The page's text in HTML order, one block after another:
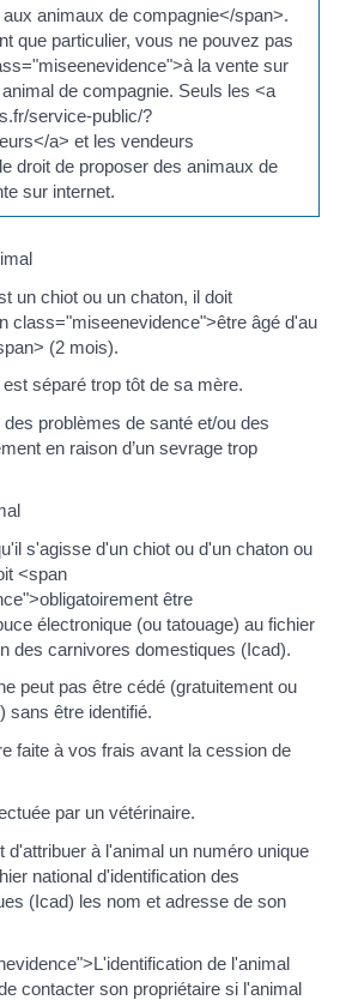
animaux de compagnie</span>.
que particulier, vous ne pouvez pas
la vente sur
de compagnie. Seuls les <a
service-public/?
a> et les vendeurs
droit de proposer des animaux de
sur internet.
un chiot ou un chaton, il doit
class="miseenevidence">être âgé d'au
(2 mois).
séparé trop tôt de sa mère.
problèmes de santé et/ou des
en raison d’un sevrage trop
s'agisse d'un chiot ou d'un chaton ou
<span
être
électronique (ou tatouage) au fichier
des carnivores domestiques (Icad).
peut pas être cédé (gratuitement ou
sans être identifié.
faite à vos frais avant la cession de
par un vétérinaire.
d'attribuer à l'animal un numéro unique
national d'identification des
(Icad) les nom et adresse de son
de l'animal
contacter son propriétaire si l'animal